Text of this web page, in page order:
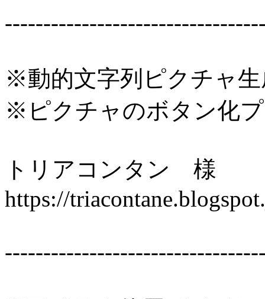
※動的文字列ピクチャ
※ピクチャのボタン化
トリアコンタン 様
https://